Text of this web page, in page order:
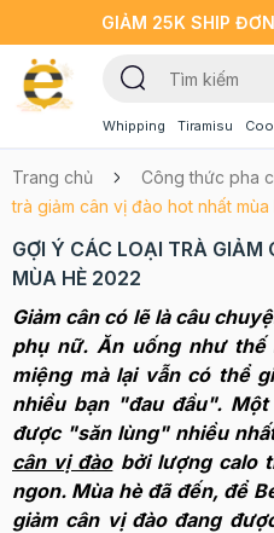
GIẢM 25K SHIP
Whipping Tiramisu
Trang chủ Công thức pha
trà giảm cân vị đào hot nhất mùa
GỢI Ý CÁC LOẠI TRÀ
MÙA HÈ 2022
Giảm cân có lẽ là câu
phụ nữ. Ăn uống như thế
miệng mà lại vẫn có thể
nhiều bạn "đau đầu".
được "săn lùng" nhiều
cân vị đàobởi lượng calo
ngon. Mùa hè đã đến, để
giảm cân vị đào đang